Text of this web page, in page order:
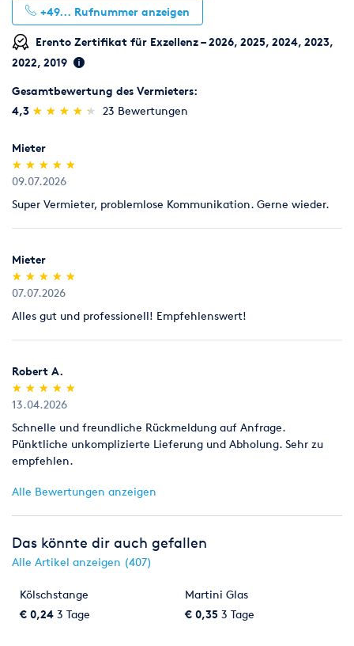
+49... Rufnummer anzeigen
Erento Zertifikat für Exzellenz – 2026, 2025, 2024, 2023,
2022, 2019
Gesamtbewertung des Vermieters:
4,3 (*)
★
★
(*) ★
★
(*) ★
★
(*) ★
★
(*) ★
★ 23 Bewertungen
Mieter
(*)
★
★
(*) ★
★
(*) ★
★
(*) ★
★
(*) ★
★
09.07.2026
Super Vermieter, problemlose Kommunikation. Gerne wieder.
Mieter
(*)
★
★
(*) ★
★
(*) ★
★
(*) ★
★
(*) ★
★
07.07.2026
Alles gut und professionell! Empfehlenswert!
Robert A.
(*)
★
★
(*) ★
★
(*) ★
★
(*) ★
★
(*) ★
★
13.04.2026
Schnelle und freundliche Rückmeldung auf Anfrage.
Pünktliche unkomplizierte Lieferung und Abholung. Sehr zu
empfehlen.
Alle Bewertungen anzeigen
Das könnte dir auch gefallen
Alle Artikel anzeigen (407)
Kölschstange
€ 0,24 3 Tage
Martini Glas
€ 0,35 3 Tage